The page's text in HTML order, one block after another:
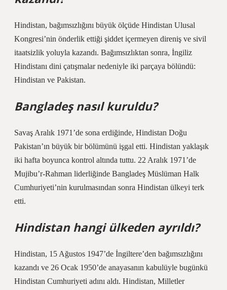
Hindistan, bağımsızlığını büyük ölçüde Hindistan Ulusal
Kongresi’nin önderlik ettiği şiddet içermeyen direniş ve sivil
itaatsizlik yoluyla kazandı. Bağımsızlıktan sonra, İngiliz
Hindistanı dini çatışmalar nedeniyle iki parçaya bölündü:
Hindistan ve Pakistan.
Bangladeş nasıl kuruldu?
Savaş Aralık 1971’de sona erdiğinde, Hindistan Doğu
Pakistan’ın büyük bir bölümünü işgal etti. Hindistan yaklaşık
iki hafta boyunca kontrol altında tuttu. 22 Aralık 1971’de
Mujibu’r-Rahman liderliğinde Bangladeş Müslüman Halk
Cumhuriyeti’nin kurulmasından sonra Hindistan ülkeyi terk
etti.
Hindistan hangi ülkeden ayrıldı?
Hindistan, 15 Ağustos 1947’de İngiltere’den bağımsızlığını
kazandı ve 26 Ocak 1950’de anayasanın kabulüyle bugünkü
Hindistan Cumhuriyeti adını aldı. Hindistan, Milletler